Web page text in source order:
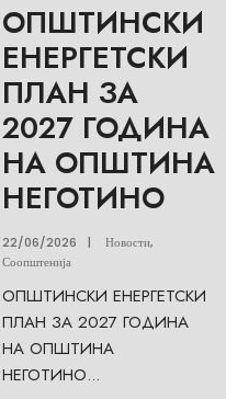
ОПШТИНСКИ
ЕНЕРГЕТСКИ
ПЛАН ЗА
2027 ГОДИНА
НА ОПШТИНА
НЕГОТИНО
22/06/2026 | Новости,
Соопштенија
ОПШТИНСКИ ЕНЕРГЕТСКИ
ПЛАН ЗА 2027 ГОДИНА
НА ОПШТИНА
НЕГОТИНО...